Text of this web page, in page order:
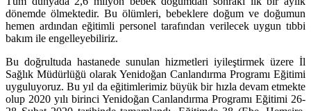
dönemde ölmektedir. Bu ölümleri, bebeklere doğum ve doğumun
hemen ardından eğitimli personel tarafından verilecek uygun tıbbi
bakım ile engelleyebiliriz.
Bu doğrultuda hastanede sunulan hizmetleri iyileştirmek üzere İl
Sağlık Müdürlüğü olarak Yenidoğan Canlandırma Programı Eğitimi
uyguluyoruz. Bu yıl da eğitimlerimiz büyük bir hızla devam etmekte
olup 2020 yılı birinci Yenidoğan Canlandırma Programı Eğitimi 26-